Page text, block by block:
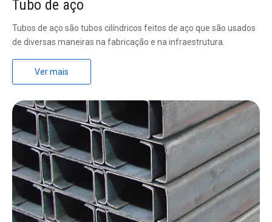
Tubo de aço
Tubos de aço são tubos cilíndricos feitos de aço que são usados ​​
de diversas maneiras na fabricação e na infraestrutura.
Ver mais